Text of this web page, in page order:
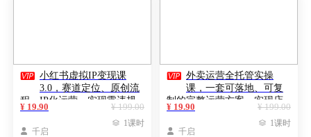
 小红书虚拟IP变现课
3.0，赛道定位、原创流
程、IP化运营，实现零违规
安全变现，单店月入过万
¥ 199.00
¥ 19.90
 千启
 1课时
 外卖运营全托管实操
课，一套可落地、可复
制的完整运营方案，实现店
铺的快速成长与持续盈利
¥ 199.00
¥ 19.90
 千启
 1课时